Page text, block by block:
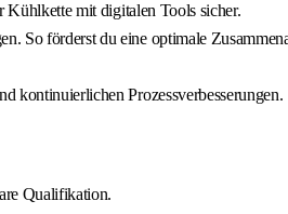
Kühlkette mit digitalen Tools sicher.
So förderst du eine optimale
kontinuierlichen Prozessverbesserungen.
Qualifikation.